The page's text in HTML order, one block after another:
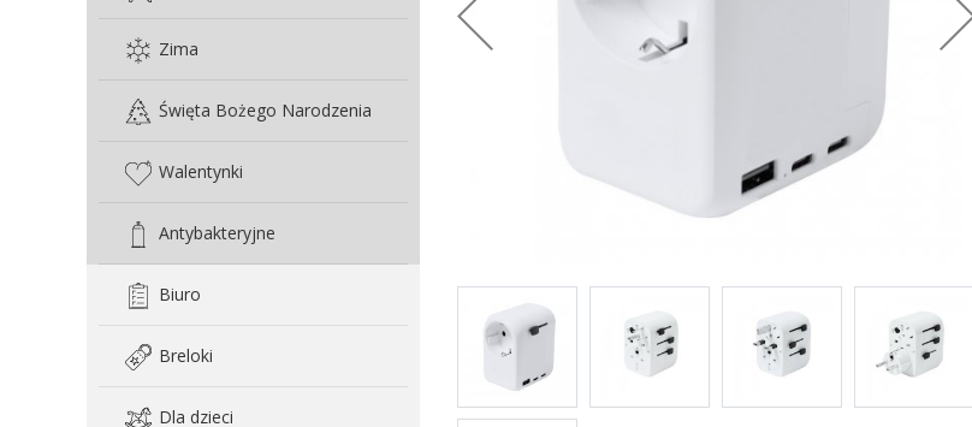
Zima
Święta Bożego Narodzenia
Walentynki
Antybakteryjne
Biuro
Breloki
Dla dzieci